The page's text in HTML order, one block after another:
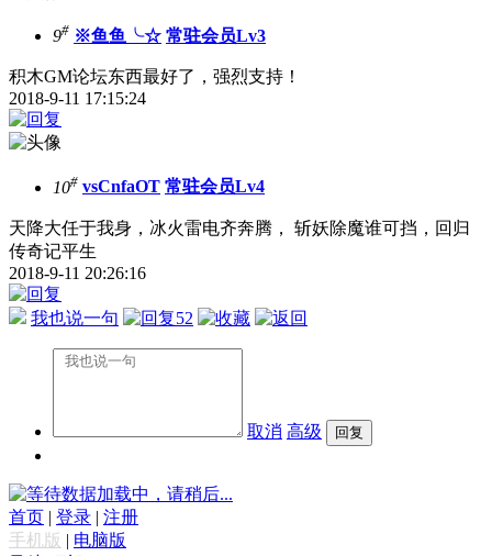
9# ※鱼鱼╰☆ 常驻会员Lv3
积木GM论坛东西最好了，强烈支持！
2018-9-11 17:15:24
10# vsCnfaOT 常驻会员Lv4
天降大任于我身，冰火雷电齐奔腾， 斩妖除魔谁可挡，回归
传奇记平生
2018-9-11 20:26:16
我也说一句 52
取消 高级
数据加载中，请稍后...
首页 | 登录 | 注册
手机版 | 电脑版